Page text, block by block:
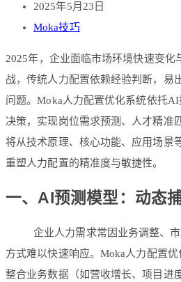
2025年5月23日
Moka技巧
2025年，企业面临市场环境快速变化
战，传统人力配置依赖经验判断，易
问题。Moka人力配置优化系统依托
决策，实现岗位需求预测、人才精准
将从技术原理、核心功能、应用场景
重塑人力配置的精准度与敏捷性。
一、AI预测模型：动态
企业人力需求常因业务调整、
方式难以快速响应。Moka人力配置
整合业务数据（如营收增长、项目进